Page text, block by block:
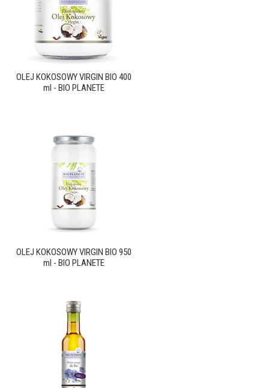
OLEJ KOKOSOWY VIRGIN BIO 400
ml - BIO PLANETE
OLEJ KOKOSOWY VIRGIN BIO 950
ml - BIO PLANETE